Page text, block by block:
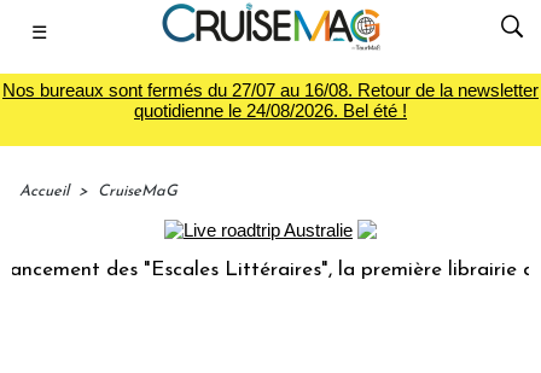
☰
Nos bureaux sont fermés du 27/07 au 16/08. Retour de la newsletter
quotidienne le 24/08/2026. Bel été !
Accueil > CruiseMaG
des "Escales Littéraires", la première librairie du